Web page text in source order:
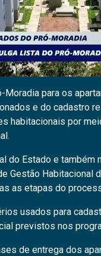
para os
e do cadastro
habitacionais por
do Estado e também
Gestão Habitacional
as etapas do
usados para
previstos nos
de entrega dos